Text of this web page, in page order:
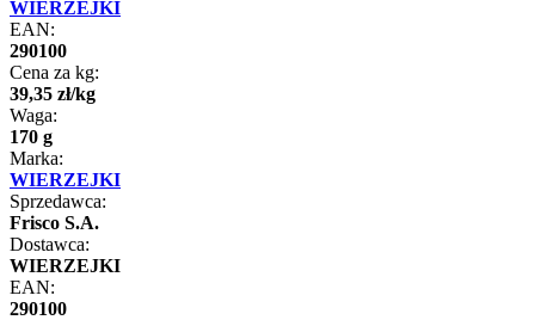
WIERZEJKI
EAN:
290100
Cena za kg:
39,35 zł/kg
Waga:
170 g
Marka:
WIERZEJKI
Sprzedawca:
Frisco S.A.
Dostawca:
WIERZEJKI
EAN:
290100